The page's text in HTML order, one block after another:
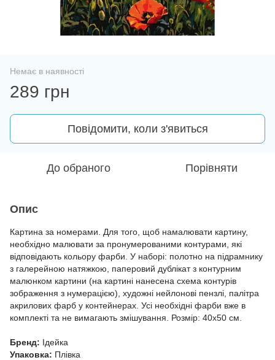
Немає в наявності
289 грн
Повідомити, коли з'явиться
До обраного Порівняти
Опис
Картина за номерами. Для того, щоб намалювати картину,
необхідно малювати за пронумерованими контурами, які
відповідають кольору фарби. У наборі: полотно на підрамнику
з галерейною натяжкою, паперовий дублікат з контурним
малюнком картини (на картині нанесена схема контурів
зображення з нумерацією), художні нейлонові пензлі, палітра
акрилових фарб у контейнерах. Усі необхідні фарби вже в
комплекті та не вимагають змішування. Розмір: 40х50 см.
Бренд: Ідейка
Упаковка: Плівка